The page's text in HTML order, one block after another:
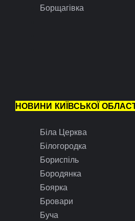
Борщагівка
НОВИНИ КИЇВСЬКОЇ
Біла Церква
Білогородка
Бориспіль
Бородянка
Боярка
Бровари
Буча